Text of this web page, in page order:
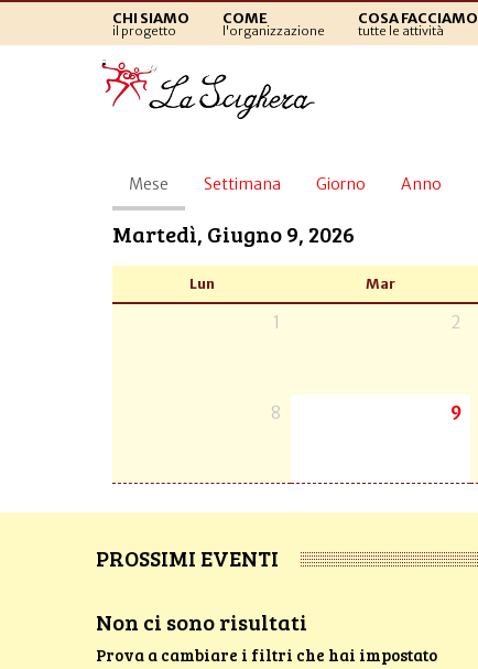
CHI SIAMO
il progetto
COME
l'organizzazione
COSA FACCIAMO
tutte le attività
Schede
primarie
Mese (scheda
attiva)
Settimana Giorno Anno
Martedì, Giugno 9, 2026
Lun Mar
1 2
8 9
PROSSIMI EVENTI
Non ci sono risultati
Prova a cambiare i filtri che hai impostato